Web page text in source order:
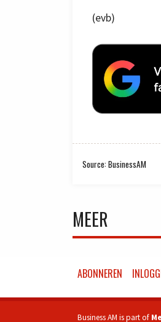
(evb)
Source: BusinessAM
MEER
ABONNEREN
Business AM is part of